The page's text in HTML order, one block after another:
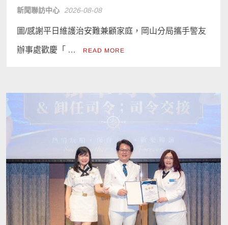
新聞聯訪中心 2026-08-08
圖/感謝平日維護治安難兼顧家庭，岡山分局攜手警友
辦事處歡慶「 … READ MORE